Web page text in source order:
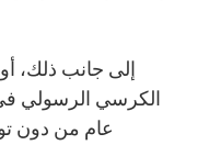
عام من دون